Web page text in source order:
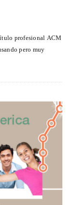
profesional ACM
pero muy